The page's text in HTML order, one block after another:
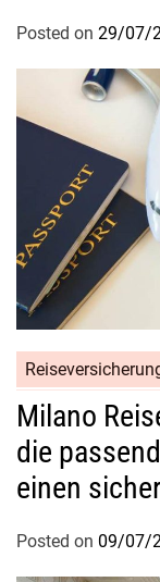
Posted on 29/07/
Milano
die
einen
Posted on 09/07/